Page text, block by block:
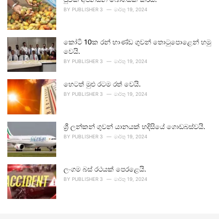
BY PUBLISHER 3 මාර්තු 19, 2024
කෝටි 10ක රන් භාණ්ඩ ගුවන් තොටුපොළෙන් හමු
වෙයි.
BY PUBLISHER 3 මාර්තු 19, 2024
හෙටත් මුළු රටම රත් වෙයි.
BY PUBLISHER 3 මාර්තු 19, 2024
ශ්‍රී ලන්කන් ගුවන් යානයක් හදිසියේ ගොඩබස්වයි.
BY PUBLISHER 3 මාර්තු 19, 2024
ලංගම බස් රථයක් පෙරළෙයි.
BY PUBLISHER 3 මාර්තු 19, 2024